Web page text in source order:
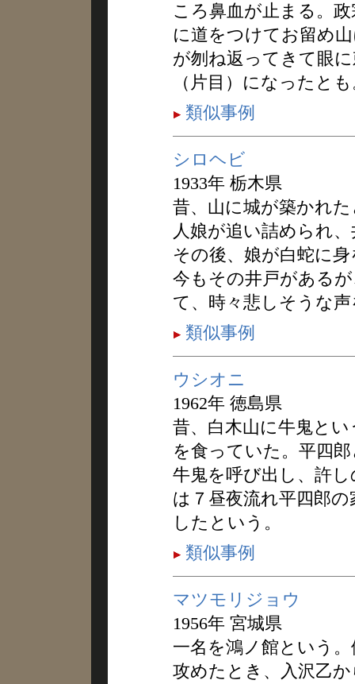
ころ鼻血が止まる。
に道をつけてお留め
が刎ね返ってきて眼
（片目）になったと
類似事例
シロヘビ
1933年 栃木県
昔、山に城が築かれ
人娘が追い詰められ
その後、娘が白蛇に
今もその井戸がある
て、時々悲しそうな
類似事例
ウシオニ
1962年 徳島県
昔、白木山に牛鬼と
を食っていた。平四
牛鬼を呼び出し、許
は７昼夜流れ平四郎
したという。
類似事例
マツモリジョウ
1956年 宮城県
一名を鴻ノ館という
攻めたとき、入沢乙